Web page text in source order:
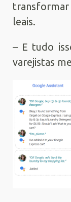
transformar
leais.
– E tudo
varejistas